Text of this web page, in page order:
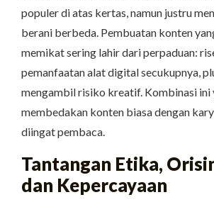
populer di atas kertas, namun justru
berani berbeda. Pembuatan konten
memikat sering lahir dari perpaduan:
pemanfaatan alat digital secukupnya,
mengambil risiko kreatif. Kombinasi ini
membedakan konten biasa dengan
diingat pembaca.
Tantangan Etika,
dan Kepercayaan